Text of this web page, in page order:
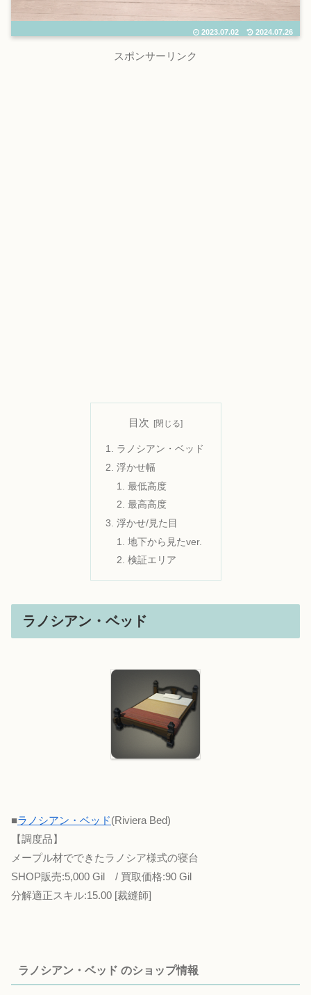
2023.07.02 2024.07.26
スポンサーリンク
目次
ラノシアン・ベッド
浮かせ幅
最低高度
最高高度
浮かせ/見た目
地下から見たver.
検証エリア
ラノシアン・ベッド
■ラノシアン・ベッド(Riviera Bed)
【調度品】
メープル材でできたラノシア様式の寝台
SHOP販売:5,000 Gil / 買取価格:90 Gil
分解適正スキル:15.00 [裁縫師]
ラノシアン・ベッド のショップ情報